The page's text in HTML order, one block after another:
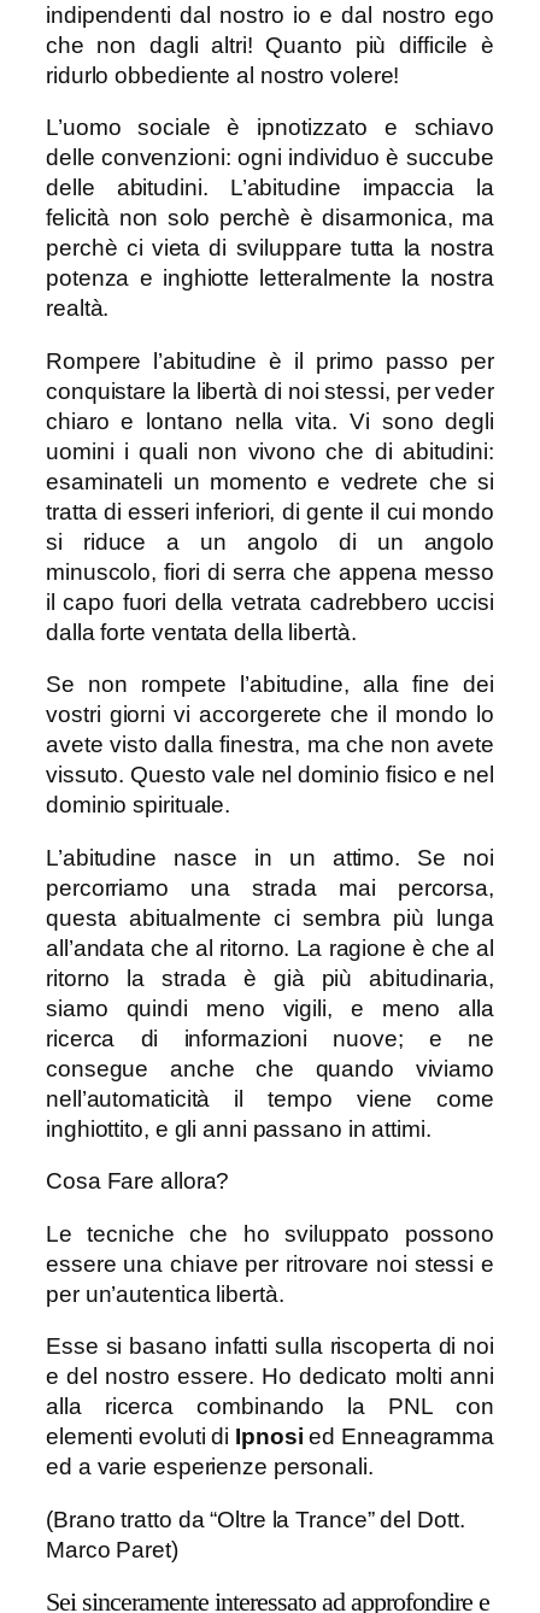
indipendenti dal nostro io e dal nostro ego
che non dagli altri! Quanto più difficile è
ridurlo obbediente al nostro volere!
L’uomo sociale è ipnotizzato e schiavo
delle convenzioni: ogni individuo è succube
delle abitudini. L’abitudine impaccia la
felicità non solo perchè è disarmonica, ma
perchè ci vieta di sviluppare tutta la nostra
potenza e inghiotte letteralmente la nostra
realtà.
Rompere l’abitudine è il primo passo per
conquistare la libertà di noi stessi, per veder
chiaro e lontano nella vita. Vi sono degli
uomini i quali non vivono che di abitudini:
esaminateli un momento e vedrete che si
tratta di esseri inferiori, di gente il cui mondo
si riduce a un angolo di un angolo
minuscolo, fiori di serra che appena messo
il capo fuori della vetrata cadrebbero uccisi
dalla forte ventata della libertà.
Se non rompete l’abitudine, alla fine dei
vostri giorni vi accorgerete che il mondo lo
avete visto dalla finestra, ma che non avete
vissuto. Questo vale nel dominio fisico e nel
dominio spirituale.
L’abitudine nasce in un attimo. Se noi
percorriamo una strada mai percorsa,
questa abitualmente ci sembra più lunga
all’andata che al ritorno. La ragione è che al
ritorno la strada è già più abitudinaria,
siamo quindi meno vigili, e meno alla
ricerca di informazioni nuove; e ne
consegue anche che quando viviamo
nell’automaticità il tempo viene come
inghiottito, e gli anni passano in attimi.
Cosa Fare allora?
Le tecniche che ho sviluppato possono
essere una chiave per ritrovare noi stessi e
per un’autentica libertà.
Esse si basano infatti sulla riscoperta di noi
e del nostro essere. Ho dedicato molti anni
alla ricerca combinando la PNL con
elementi evoluti di Ipnosi ed Enneagramma
ed a varie esperienze personali.
(Brano tratto da “Oltre la Trance” del Dott.
Marco Paret)
Sei sinceramente interessato ad approfondire e